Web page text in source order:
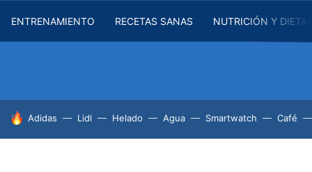
ENTRENAMIENTO RECETAS SANAS NUTRICIÓN Y
HOY SE HABLA DE
Adidas Lidl Helado Agua Smartwatch Café